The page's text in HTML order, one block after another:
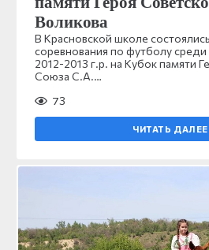
Воликова
В Красновской школе
соревнования по футболу
2012-2013 г.р. на Кубок памяти
Союза С.А.…
73
ЧИТАТЬ ДАЛЕЕ